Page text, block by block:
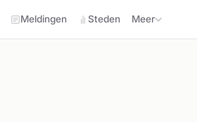
Meldingen Steden Meer